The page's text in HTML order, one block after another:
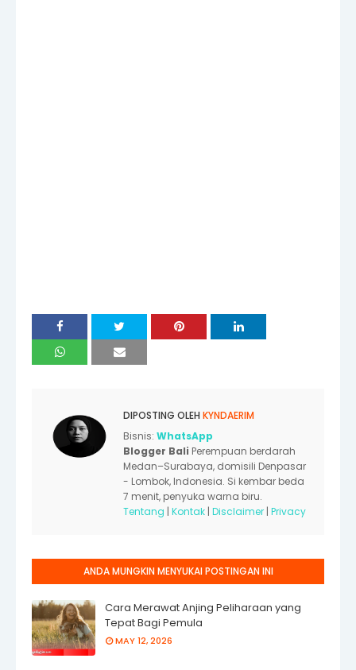
DIPOSTING OLEH KYNDAERIM
Bisnis: WhatsApp
Blogger Bali Perempuan berdarah
Medan–Surabaya, domisili Denpasar
- Lombok, Indonesia. Si kembar beda
7 menit, penyuka warna biru.
Tentang | Kontak | Disclaimer | Privacy
ANDA MUNGKIN MENYUKAI POSTINGAN INI
Cara Merawat Anjing Peliharaan yang
Tepat Bagi Pemula
MAY 12, 2026